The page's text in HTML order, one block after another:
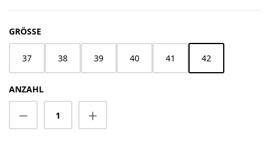
GRÖSSE
37 38 39 40 41 42
ANZAHL
Produkt Anzahl: Gib den gewünschten